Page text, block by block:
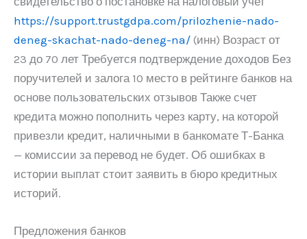
https://support.trustgdpa.com/prilozhenie-nado-
deneg-skachat-nado-deneg-na/ (инн) Возраст от
23 до 70 лет Требуется подтверждение доходов Без
поручителей и залога 10 место в рейтинге банков на
основе пользовательских отзывов Также счет
кредита можно пополнить через карту, на которой
привезли кредит, наличными в банкомате Т-Банка
— комиссии за перевод не будет. Об ошибках в
истории выплат стоит заявить в бюро кредитных
историй.
Предложения банков